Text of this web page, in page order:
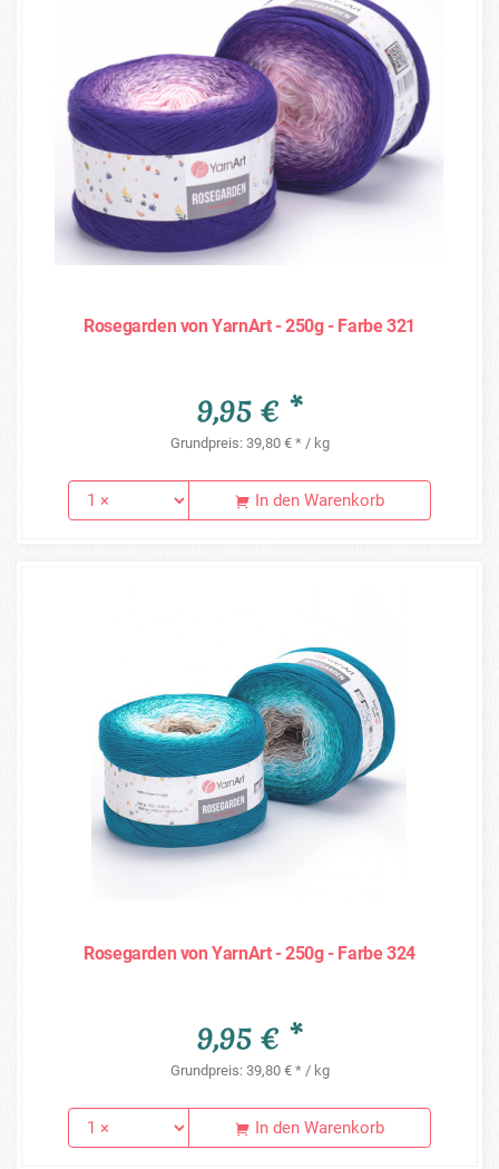
Rosegarden von YarnArt - 250g - Farbe 321
9,95 € *
Grundpreis: 39,80 € * / kg
In den Warenkorb
Rosegarden von YarnArt - 250g - Farbe 324
9,95 € *
Grundpreis: 39,80 € * / kg
In den Warenkorb